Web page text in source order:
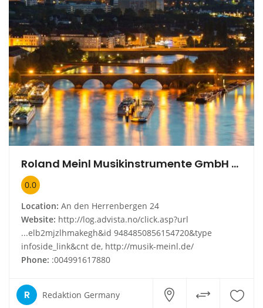
Roland Meinl Musikinstrumente GmbH & Co.
0.0
Location: An den Herrenbergen 24
Website: http://log.advista.no/click.asp?url
...elb2mjzlhmakegh&id 9484850856154720&type
infoside_link&cnt de, http://musik-meinl.de/
Phone: :004991617880
R Redaktion Germany